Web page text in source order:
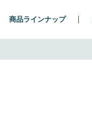
商品ラインナップ